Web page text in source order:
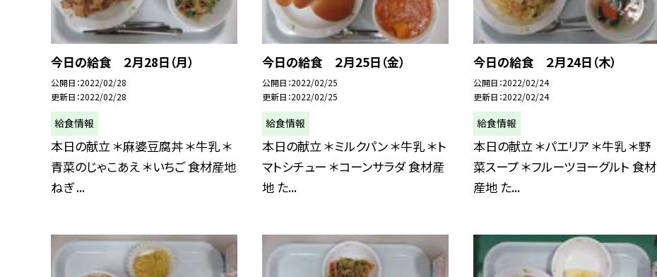
今日の給食 ２月28日（月）
公開日 2022/02/28
更新日 2022/02/28
給食情報
本日の献立 ＊麻婆豆腐丼 ＊牛乳 ＊
青菜のじゃこあえ ＊いちご 食材産地
ねぎ ...
今日の給食 ２月25日（金）
公開日 2022/02/25
更新日 2022/02/25
給食情報
本日の献立 ＊ミルクパン ＊牛乳 ＊ト
マトシチュー ＊コーンサラダ 食材産
地 た...
今日の給食 ２月24日（木）
公開日 2022/02/24
更新日 2022/02/24
給食情報
本日の献立 ＊パエリア ＊牛乳 ＊野
菜スープ ＊フルーツヨーグルト 食材
産地 た...